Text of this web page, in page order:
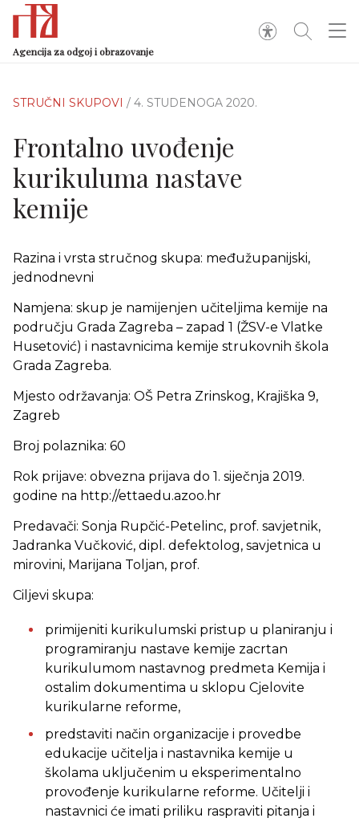
Agencija za odgoj i obrazovanje
STRUČNI SKUPOVI / 4. STUDENOGA 2020.
Frontalno uvođenje
kurikuluma nastave
kemije
Razina i vrsta stručnog skupa: međužupanijski,
jednodnevni
Namjena: skup je namijenjen učiteljima kemije na
području Grada Zagreba – zapad 1 (ŽSV-e Vlatke
Husetović) i nastavnicima kemije strukovnih škola
Grada Zagreba.
Mjesto održavanja: OŠ Petra Zrinskog, Krajiška 9,
Zagreb
Broj polaznika: 60
Rok prijave: obvezna prijava do 1. siječnja 2019.
godine na http://ettaedu.azoo.hr
Predavači: Sonja Rupčić-Petelinc, prof. savjetnik,
Jadranka Vučković, dipl. defektolog, savjetnica u
mirovini, Marijana Toljan, prof.
Ciljevi skupa:
primijeniti kurikulumski pristup u planiranju i
programiranju nastave kemije zacrtan
kurikulumom nastavnog predmeta Kemija i
ostalim dokumentima u sklopu Cjelovite
kurikularne reforme,
predstaviti način organizacije i provedbe
edukacije učitelja i nastavnika kemije u
školama uključenim u eksperimentalno
provođenje kurikularne reforme. Učitelji i
nastavnici će imati priliku raspraviti pitanja i